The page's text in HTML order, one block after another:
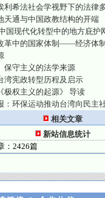
利希法社会学视野下的法律
天通与中国政教结构的开端
国现代化转型中的地方庇护
革中的国家体制——经济体
保守主义的法学来源
湾宪政转型历程及启示
极权主义的起源》 导读
：环保运动推动台湾向民主
相关文章
新站信息统计
：2426篇